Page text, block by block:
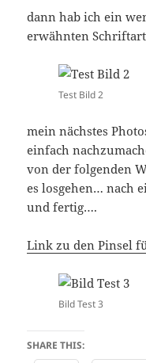
dann hab ich ein
erwähnten
Test Bild 2
mein nächstes
einfach
von der folgenden
es losgehen… nach
und fertig….
Link zu den Pinsel
Bild Test 3
SHARE THIS: